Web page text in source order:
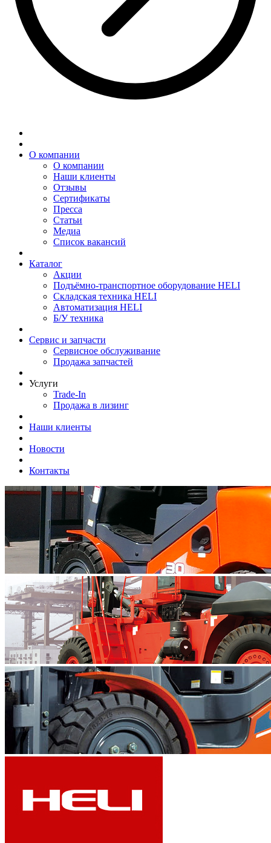
О компании
О компании
Наши клиенты
Отзывы
Сертификаты
Пресса
Статьи
Медиа
Список вакансий
Каталог
Акции
Подъёмно-транспортное оборудование HELI
Складская техника HELI
Автоматизация HELI
Б/У техника
Сервис и запчасти
Сервисное обслуживание
Продажа запчастей
Услуги
Trade-In
Продажа в лизинг
Наши клиенты
Новости
Контакты